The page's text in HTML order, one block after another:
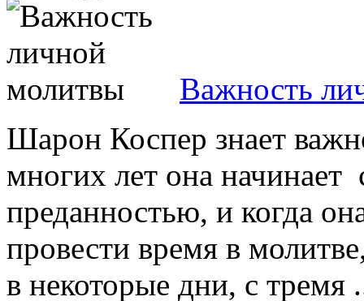
Важность
Шарон Коспер знает
многих лет она начинает
преданностью, и когда
провести время в
в некоторые дни, с тремя